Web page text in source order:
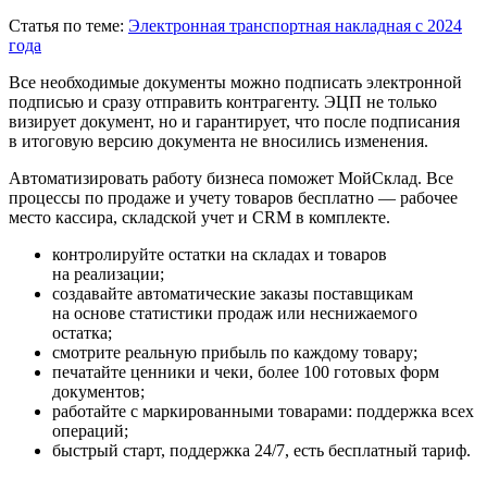
Статья по теме: Электронная транспортная накладная с 2024
года
Все необходимые документы можно подписать электронной
подписью и сразу отправить контрагенту. ЭЦП не только
визирует документ, но и гарантирует, что после подписания
в итоговую версию документа не вносились изменения.
Автоматизировать работу бизнеса поможет МойСклад. Все
процессы по продаже и учету товаров бесплатно — рабочее
место кассира, складской учет и CRM в комплекте.
контролируйте остатки на складах и товаров
на реализации;
создавайте автоматические заказы поставщикам
на основе статистики продаж или неснижаемого
остатка;
смотрите реальную прибыль по каждому товару;
печатайте ценники и чеки, более 100 готовых форм
документов;
работайте с маркированными товарами: поддержка всех
операций;
быстрый старт, поддержка 24/7, есть бесплатный тариф.